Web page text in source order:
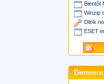
Bientôt
Winzip
Dlink
ESET